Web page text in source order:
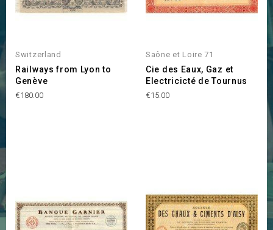
Switzerland
Railways from Lyon to
Genève
Price
€180.00
Saône et Loire 71
Cie des Eaux, Gaz et
Electricicté de Tournus
Price
€15.00